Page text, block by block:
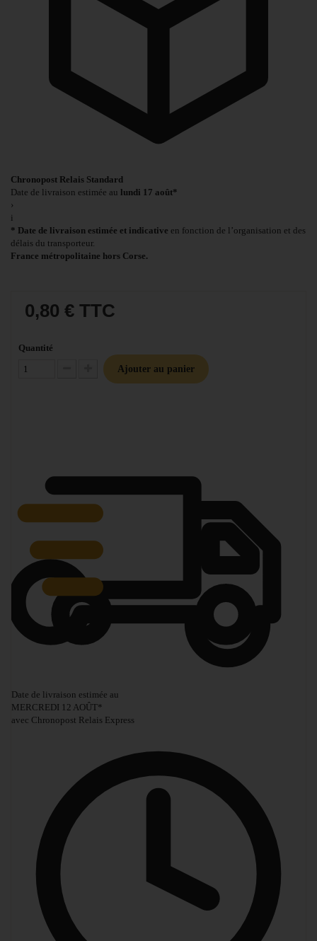
Chronopost Relais Standard
Date de livraison estimée au lundi 17 août*
›
i
* Date de livraison estimée et indicative en fonction de l’organisation et des
délais du transporteur.
France métropolitaine hors Corse.
0,80 € TTC
Quantité
Diminuer la quantité
Augmenter la quantité
Ajouter au panier
Date de livraison estimée au
MERCREDI 12 AOÛT*
avec Chronopost Relais Express